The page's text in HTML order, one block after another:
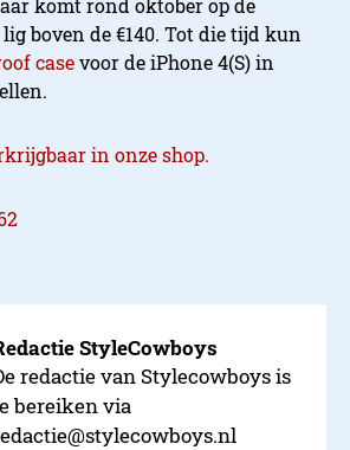
komt rond oktober op de
boven de €140. Tot die tijd kun
casevoor de iPhone 4(S) in
in onze shop.
StyleCowboys
redactie van Stylecowboys is
bereiken via